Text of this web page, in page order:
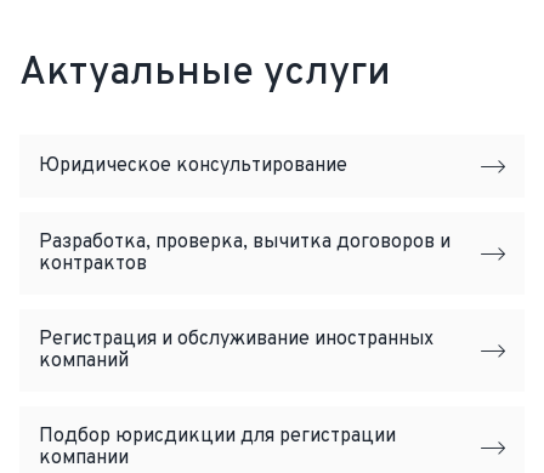
Актуальные услуги
Юридическое консультирование
Разработка, проверка, вычитка договоров и
контрактов
Регистрация и обслуживание иностранных
компаний
Подбор юрисдикции для регистрации
компании